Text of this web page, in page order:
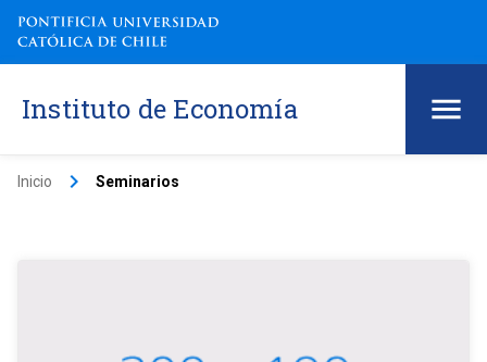
Instituto de Economía
Inicio keyboard_arrow_right Seminarios